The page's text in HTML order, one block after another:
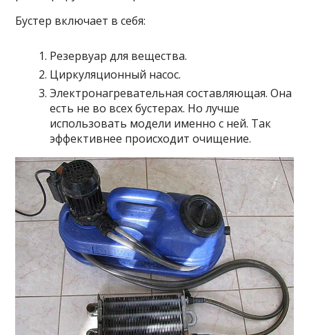
Бустер включает в себя:
Резервуар для вещества.
Циркуляционный насос.
Электронагревательная составляющая. Она
есть не во всех бустерах. Но лучше
использовать модели именно с ней. Так
эффективнее происходит очищение.